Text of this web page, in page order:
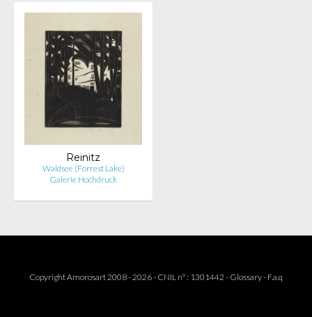
Reinitz
Waldsee (Forrest Lake)
Galerie Hochdruck
Copyright Amorosart 2008 - 2026 - CNIL n° : 1301442 - Glossary- F.a.q